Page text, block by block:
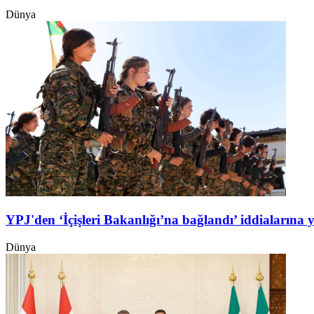
Dünya
YPJ'den ‘İçişleri Bakanlığı’na bağlandı’ iddialarına
Dünya